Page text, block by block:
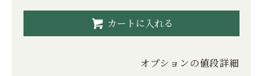
カートに入れる
オプションの値段詳細